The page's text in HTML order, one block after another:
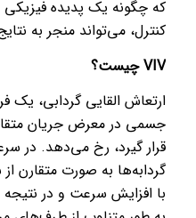
که چگونه یک پدیده
کنترل، می‌تواند منجر به
VIV چیست؟
ارتعاش القایی گردابی، یک
جسمی در معرض جریان
قرار گیرد، رخ می‌دهد. در
گردابه‌ها به صورت متقارن
با افزایش سرعت و در نتیجه